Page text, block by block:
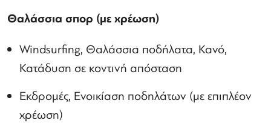
Θαλάσσια σπορ (με χρέωση)
Windsurfing, Θαλάσσια ποδήλατα, Κανό,
Κατάδυση σε κοντινή απόσταση
Εκδρομές, Ενοικίαση ποδηλάτων (με επιπλέον
χρέωση)